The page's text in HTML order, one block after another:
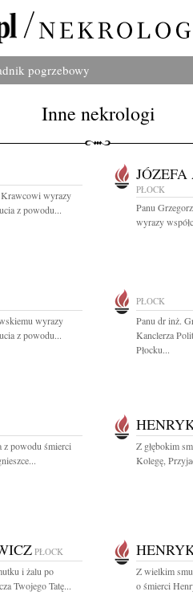
pogrzebowy
Inne nekrologi
Krawcowi wyrazy
z powodu...
PŁOCK
Panu
wyrazy
wyrazy
z powodu...
PŁOCK
Panu dr inż.
Kanclerza
Płocku...
z powodu śmierci
Z głębokim
Kolegę,
PŁOCK
i żalu po
Twojego Tatę...
Z wielkim
o śmierci